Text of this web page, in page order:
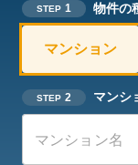
STEP 1 物件の
マンション
STEP 2 マンシ